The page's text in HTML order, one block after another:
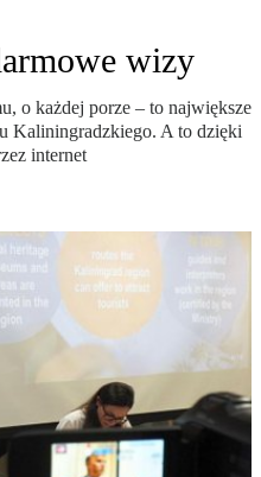
wizy
o każdej porze – to największe
Kaliningradzkiego. A to dzięki
internet